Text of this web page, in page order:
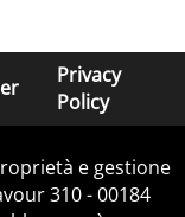
Privacy
Policy
e gestione
310 - 00184